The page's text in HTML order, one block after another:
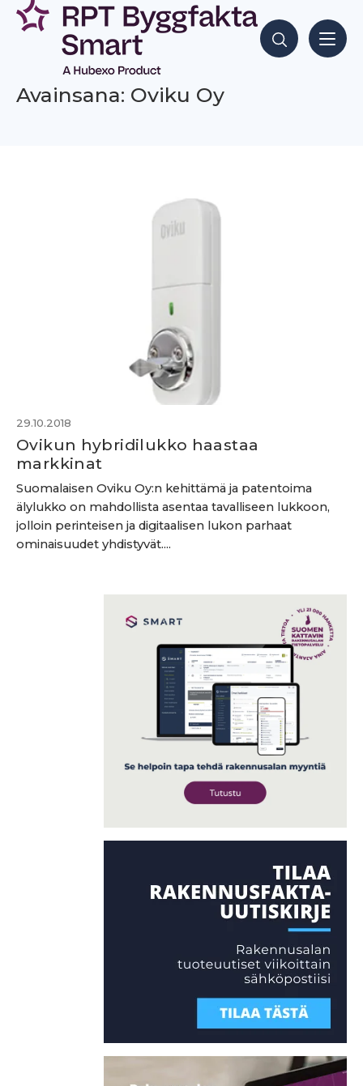
Siirry
sisältöön
Hae sisältöjä
Avainsana: Oviku Oy
29.10.2018
Ovikun hybridilukko haastaa
markkinat
Suomalaisen Oviku Oy:n kehittämä ja patentoima
älylukko on mahdollista asentaa tavalliseen lukkoon,
jolloin perinteisen ja digitaalisen lukon parhaat
ominaisuudet yhdistyvät....